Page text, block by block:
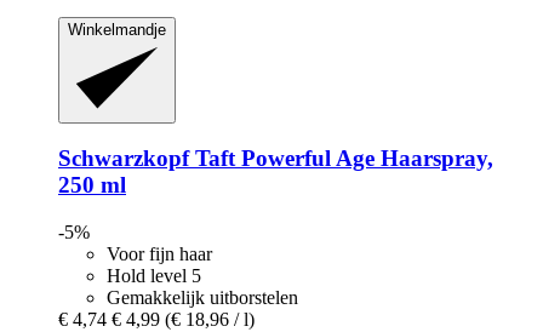
Winkelmandje
SchwarzkopfTaft Powerful Age Haarspray,
250 ml
-5%
Voor fijn haar
Hold level 5
Gemakkelijk uitborstelen
€ 4,74 € 4,99 (€ 18,96 / l)